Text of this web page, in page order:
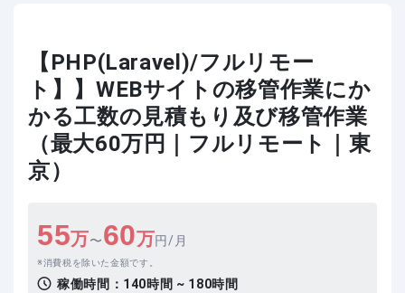
【PHP(Laravel)/フルリモー
ト】】WEBサイトの移管作業にか
かる工数の見積もり及び移管作業
（最大60万円｜フルリモート｜東
京）
55万〜60万円/月
消費税を除いた金額です。
稼働時間： 140時間 ~ 180時間